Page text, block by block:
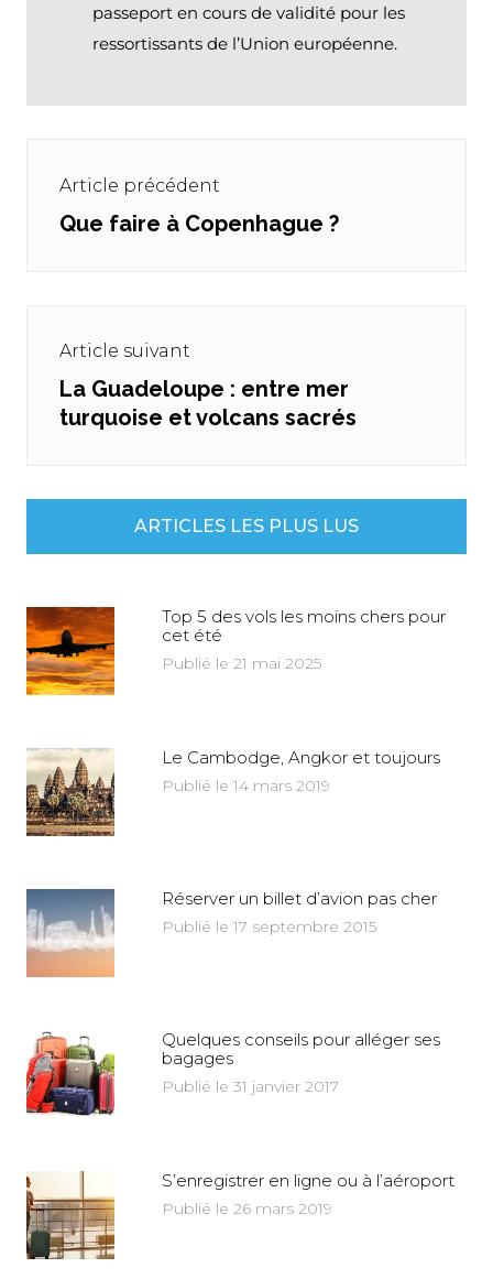
passeport en cours de validité pour les
ressortissants de l’Union européenne.
l’articleArticle précédent
Previous
Que faire à Copenhague ?
Article suivant
Next
post:
La Guadeloupe : entre mer
turquoise et volcans sacrés
ARTICLES LES PLUS LUS
Top 5 des vols les moins chers pour
cet été
Publié le 21 mai 2025
Le Cambodge, Angkor et toujours
Publié le 14 mars 2019
Réserver un billet d’avion pas cher
Publié le 17 septembre 2015
Quelques conseils pour alléger ses
bagages
Publié le 31 janvier 2017
S’enregistrer en ligne ou à l’aéroport
Publié le 26 mars 2019